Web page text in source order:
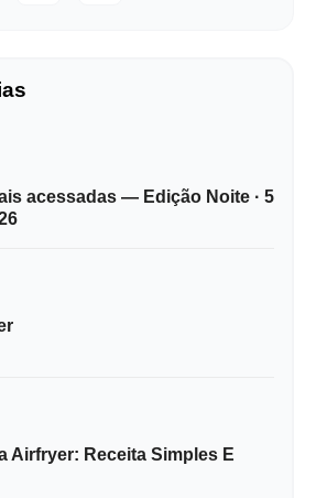
acessadas — Edição Noite · 5
Airfryer: Receita Simples E